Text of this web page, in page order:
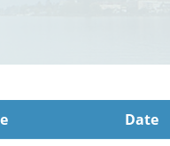
Date